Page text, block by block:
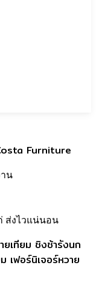
Furniture
น
ส่งไวแน่นอน
เทียม ชิงช้ารังนก
เฟอร์นิเจอร์หวาย